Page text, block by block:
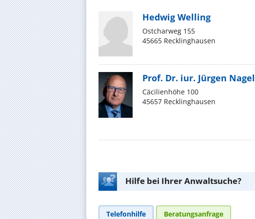
Hedwig Welling
Ostcharweg 155
45665 Recklinghausen
Prof. Dr. iur. Jürgen Nagel
Cäcilienhöhe 100
45657 Recklinghausen
Hilfe bei Ihrer Anwaltsuche?
Telefonhilfe Beratungsanfrage